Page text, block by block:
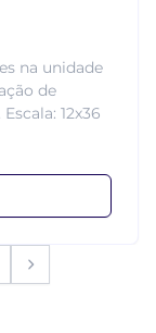
na unidade
de
12x36